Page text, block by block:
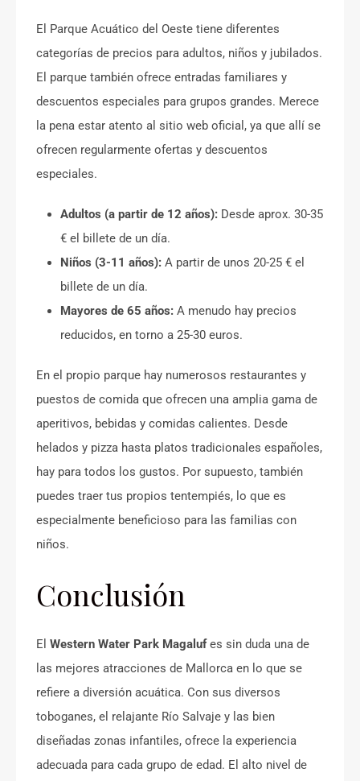
El Parque Acuático del Oeste tiene diferentes
categorías de precios para adultos, niños y jubilados.
El parque también ofrece entradas familiares y
descuentos especiales para grupos grandes. Merece
la pena estar atento al sitio web oficial, ya que allí se
ofrecen regularmente ofertas y descuentos
especiales.
Adultos (a partir de 12 años): Desde aprox. 30-35
€ el billete de un día.
Niños (3-11 años): A partir de unos 20-25 € el
billete de un día.
Mayores de 65 años: A menudo hay precios
reducidos, en torno a 25-30 euros.
En el propio parque hay numerosos restaurantes y
puestos de comida que ofrecen una amplia gama de
aperitivos, bebidas y comidas calientes. Desde
helados y pizza hasta platos tradicionales españoles,
hay para todos los gustos. Por supuesto, también
puedes traer tus propios tentempiés, lo que es
especialmente beneficioso para las familias con
niños.
Conclusión
El Western Water Park Magalufes sin duda una de
las mejores atracciones de Mallorca en lo que se
refiere a diversión acuática. Con sus diversos
toboganes, el relajante Río Salvaje y las bien
diseñadas zonas infantiles, ofrece la experiencia
adecuada para cada grupo de edad. El alto nivel de